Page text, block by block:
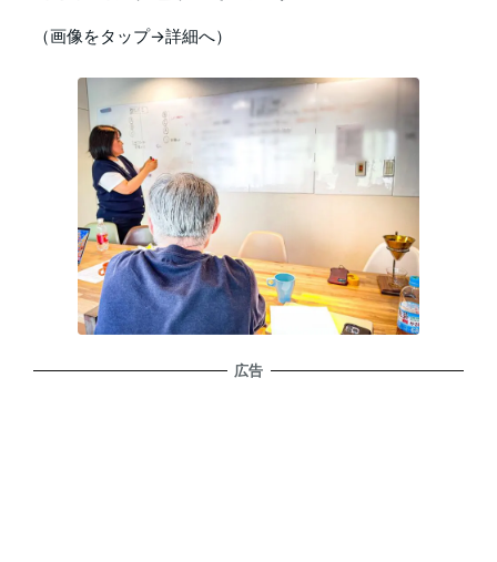
（画像をタップ→詳細へ）
広告